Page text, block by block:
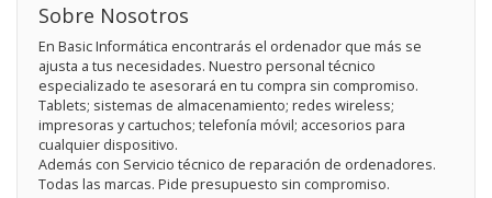
Sobre Nosotros
En Basic Informática encontrarás el ordenador que más se
ajusta a tus necesidades. Nuestro personal técnico
especializado te asesorará en tu compra sin compromiso.
Tablets; sistemas de almacenamiento; redes wireless;
impresoras y cartuchos; telefonía móvil; accesorios para
cualquier dispositivo.
Además con Servicio técnico de reparación de ordenadores.
Todas las marcas. Pide presupuesto sin compromiso.